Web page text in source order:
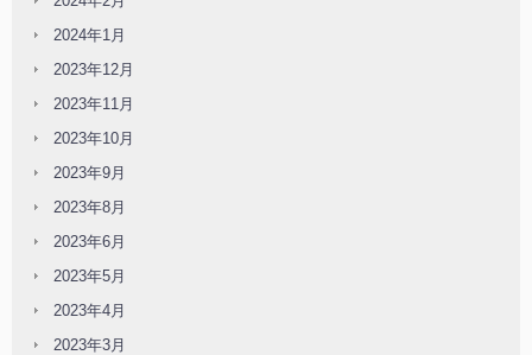
2024年1月
2023年12月
2023年11月
2023年10月
2023年9月
2023年8月
2023年6月
2023年5月
2023年4月
2023年3月